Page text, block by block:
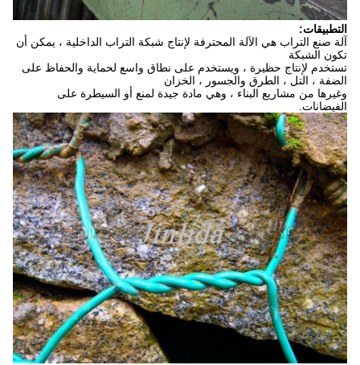
التطبيقات:
آلة صنع التراب هي الآلة المحترفة لإنتاج شبكة التراب الداخلية ، يمكن أن
تكون الشبكة
تستخدم لإنتاج حظيرة ، ويستخدم على نطاق واسع لحماية والحفاظ على
الضفة ، التل ، الطرق والجسور ، الخزان
وغيرها من مشاريع البناء ، وهي مادة جيدة لمنع أو السيطرة على
الفيضانات.